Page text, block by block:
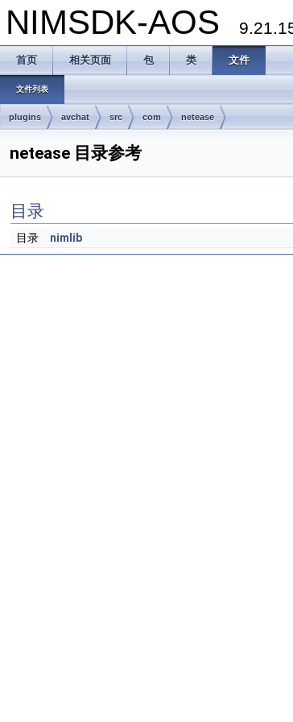
NIMSDK-AOS
首页 相关页面 包 类 文件
文件列表
plugins avchat src com netease
netease 目录参考
目录
目录 nimlib